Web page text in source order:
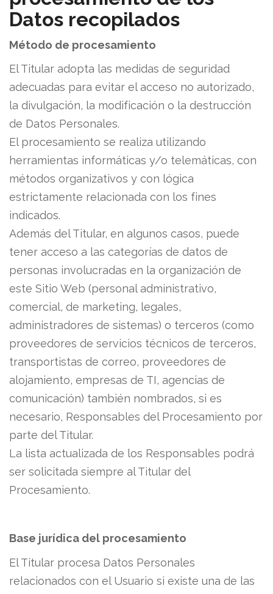
Datos recopilados
Método de procesamiento
El Titular adopta las medidas de seguridad
adecuadas para evitar el acceso no autorizado,
la divulgación, la modificación o la destrucción
de Datos Personales.
El procesamiento se realiza utilizando
herramientas informáticas y/o telemáticas, con
métodos organizativos y con lógica
estrictamente relacionada con los fines
indicados.
Además del Titular, en algunos casos, puede
tener acceso a las categorías de datos de
personas involucradas en la organización de
este Sitio Web (personal administrativo,
comercial, de marketing, legales,
administradores de sistemas) o terceros (como
proveedores de servicios técnicos de terceros,
transportistas de correo, proveedores de
alojamiento, empresas de TI, agencias de
comunicación) también nombrados, si es
necesario, Responsables del Procesamiento por
parte del Titular.
La lista actualizada de los Responsables podrá
ser solicitada siempre al Titular del
Procesamiento.
Base jurídica del procesamiento
El Titular procesa Datos Personales
relacionados con el Usuario si existe una de las